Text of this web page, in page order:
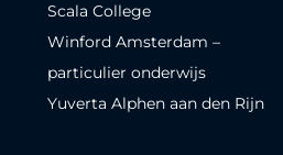
Scala College
Winford Amsterdam –
particulier onderwijs
Yuverta Alphen aan den Rijn